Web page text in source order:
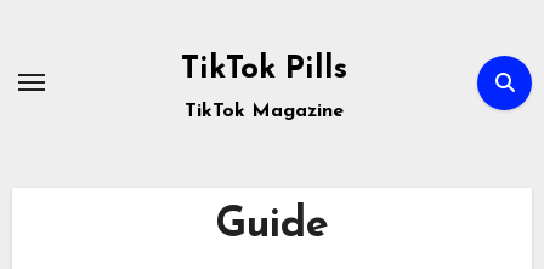
contenuto
TikTok Pills
TikTok Magazine
Guide